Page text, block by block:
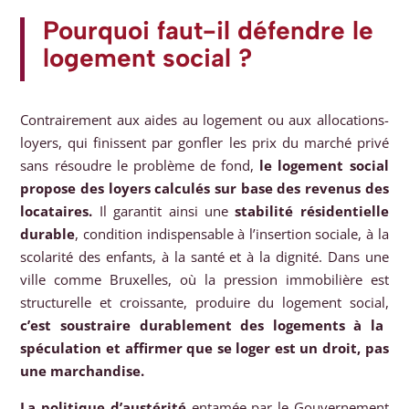
Pourquoi faut-il défendre le
logement social ?
Contrairement aux aides au logement ou aux allocations-
loyers, qui finissent par gonfler les prix du marché privé
sans résoudre le problème de fond, le logement social
propose des loyers calculés sur base des revenus des
locataires. Il garantit ainsi unestabilité résidentielle
durable, condition indispensable à l’insertion sociale, à la
scolarité des enfants, à la santé et à la dignité. Dans une
ville comme Bruxelles, où la pression immobilière est
structurelle et croissante, produire du logement social,
c’est soustraire durablement des logements à la
spéculation et affirmer que se loger est un droit, pas
une marchandise.